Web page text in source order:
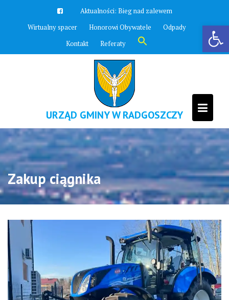
Otwórz pasek narzędzi
Aktualności: Bieg nad zalewem
Wirtualny spacer
Honorowi Obywatele
Odpady
Kontakt
Referaty Search
for:
Search Button
URZĄD GMINY W RADGOSZCZY
Zakup ciągnika